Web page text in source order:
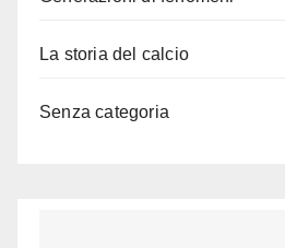
La storia del calcio
Senza categoria